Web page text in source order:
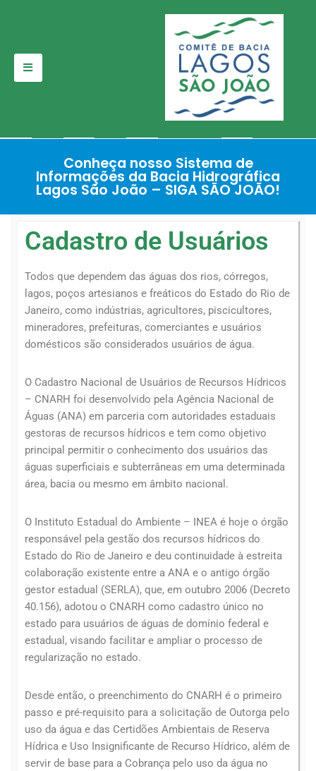
para
Conheça nosso Sistema de
Informações da Bacia Hidrográfica
Lagos São João – SIGA SÃO JOÃO!
Cadastro de Usuários
Todos que dependem das águas dos rios, córregos,
lagos, poços artesianos e freáticos do Estado do Rio de
Janeiro, como indústrias, agricultores, piscicultores,
mineradores, prefeituras, comerciantes e usuários
domésticos são considerados usuários de água.
O Cadastro Nacional de Usuários de Recursos Hídricos
– CNARH foi desenvolvido pela Agência Nacional de
Águas (ANA) em parceria com autoridades estaduais
gestoras de recursos hídricos e tem como objetivo
principal permitir o conhecimento dos usuários das
águas superficiais e subterrâneas em uma determinada
área, bacia ou mesmo em âmbito nacional.
O Instituto Estadual do Ambiente – INEA é hoje o órgão
responsável pela gestão dos recursos hídricos do
Estado do Rio de Janeiro e deu continuidade à estreita
colaboração existente entre a ANA e o antigo órgão
gestor estadual (SERLA), que, em outubro 2006 (Decreto
40.156), adotou o CNARH como cadastro único no
estado para usuários de águas de domínio federal e
estadual, visando facilitar e ampliar o processo de
regularização no estado.
Desde então, o preenchimento do CNARH é o primeiro
passo e pré-requisito para a solicitação de Outorga pelo
uso da água e das Certidões Ambientais de Reserva
Hídrica e Uso Insignificante de Recurso Hídrico, além de
servir de base para a Cobrança pelo uso da água no